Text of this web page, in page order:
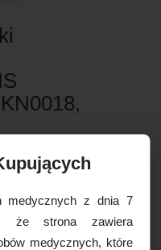
02343
medycznych z dnia 7
że strona zawiera
medycznych, które